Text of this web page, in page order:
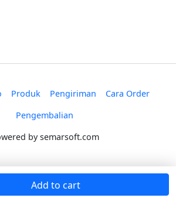
Produk Pengiriman
Cara Order
Pengembalian
bysemarsoft.com
Add to cart